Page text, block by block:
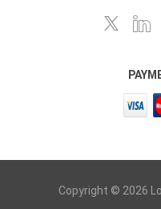
Copyright © 2026